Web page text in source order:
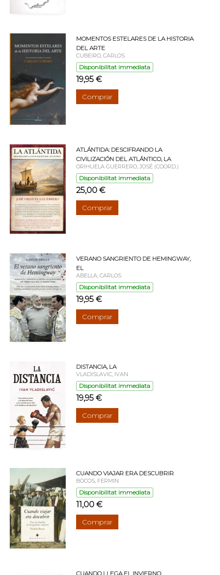
MOMENTOS ESTELARES DE LA HISTORIA
DEL ARTE
CUBEIRO, CARLOS
Disponibilitat immediata
19,95 €
Comprar
ATLÁNTIDA: DESCIFRANDO LA
CIVILIZACIÓN DEL ATLÁNTICO, LA
ORIHUELA GUERRERO, JOSÉ (COORD.)
Disponibilitat immediata
25,00 €
Comprar
VERANO SANGRIENTO DE HEMINGWAY,
EL
ABELLA, CARLOS
Disponibilitat immediata
19,95 €
Comprar
DISTANCIA, LA
VLADISLAVIC, IVAN
Disponibilitat immediata
19,95 €
Comprar
CUANDO VIAJAR ERA DESCUBRIR
BOCOS, FERMIN
Disponibilitat immediata
11,00 €
Comprar
CUANDO LLEGA EL INVIERNO